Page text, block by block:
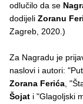
odlučilo da se
dodijeli Zoranu
Zagreb, 2020.)
Za Nagradu je
naslovi i autori:
Zorana Ferića ,
Šojat i "Glagoljski